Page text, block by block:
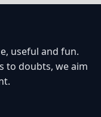
useful and fun.
to doubts, we aim